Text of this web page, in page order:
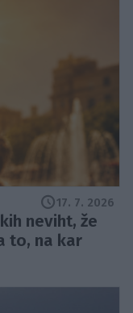
17. 7. 2026
neviht, že
to, na kar